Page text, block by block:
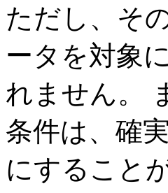
ただし、そ
ータを対象
れません。
条件は、確
にすること